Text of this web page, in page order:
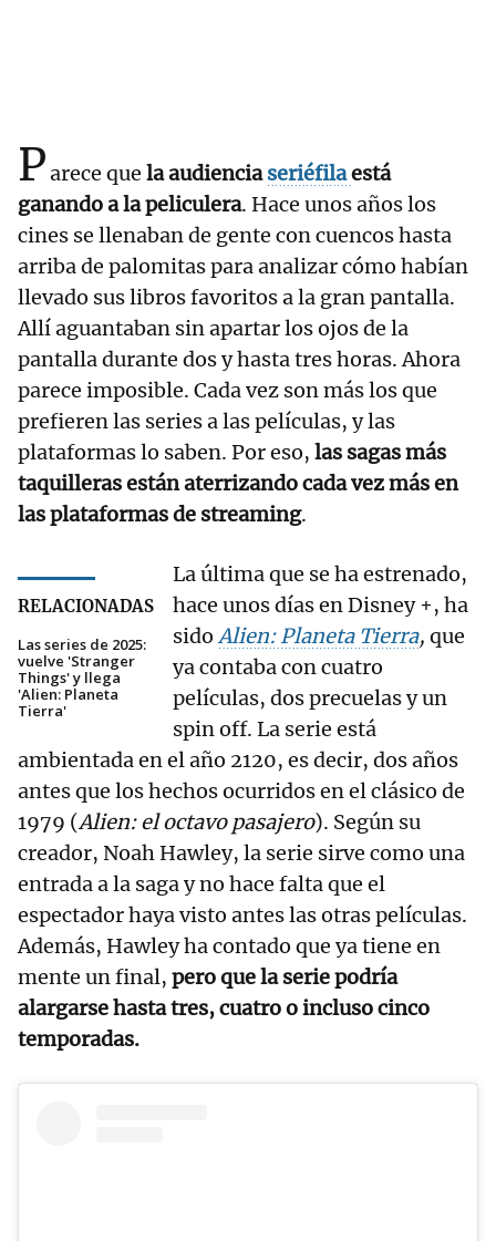
Parece que la audienciaseriéfilaestá
ganando a la peliculera. Hace unos años los
cines se llenaban de gente con cuencos hasta
arriba de palomitas para analizar cómo habían
llevado sus libros favoritos a la gran pantalla.
Allí aguantaban sin apartar los ojos de la
pantalla durante dos y hasta tres horas. Ahora
parece imposible. Cada vez son más los que
prefieren las series a las películas, y las
plataformas lo saben. Por eso, las sagas más
taquilleras están aterrizando cada vez más en
las plataformas de streaming.
RELACIONADAS
Las series de 2025:
vuelve 'Stranger
Things' y llega
'Alien: Planeta
Tierra'
La última que se ha estrenado,
hace unos días en Disney +, ha
sidoAlien: Planeta Tierra, que
ya contaba con cuatro
películas, dos precuelas y un
spin off. La serie está
ambientada en el año 2120, es decir, dos años
antes que los hechos ocurridos en el clásico de
1979 (Alien: el octavo pasajero). Según su
creador, Noah Hawley, la serie sirve como una
entrada a la saga y no hace falta que el
espectador haya visto antes las otras películas.
Además, Hawley ha contado que ya tiene en
mente un final, pero que la serie podría
alargarse hasta tres, cuatro o incluso cinco
temporadas.